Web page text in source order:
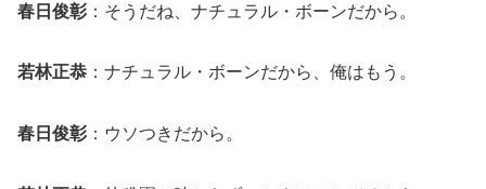
春日俊彰 ：そうだね、ナチュラル・ボーンだから。
若林正恭 ：ナチュラル・ボーンだから、俺はもう。
春日俊彰 ：ウソつきだから。